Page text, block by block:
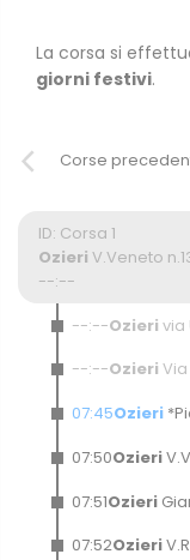
La corsa si
giorni festivi.
--:--
Ozieri V.Veneto
ID: Corsa 1
--:--Ozieri via
--:--Ozieri
07:45Ozieri
07:50Ozieri
07:51Ozieri
07:52Ozieri